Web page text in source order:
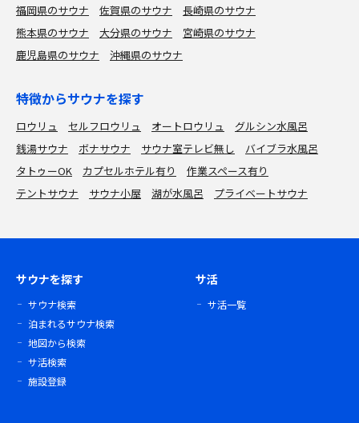
福岡県のサウナ 佐賀県のサウナ
長崎県のサウナ
熊本県のサウナ
大分県のサウナ
宮崎県のサウナ
鹿児島県のサウナ
沖縄県のサウナ
特徴からサウナを探す
ロウリュ セルフロウリュ オートロウリュ
グルシン水風呂
銭湯サウナ
ボナサウナ サウナ室テレビ無し
バイブラ水風呂
タトゥーOK
カプセルホテル有り
作業スペース有り
テントサウナ
サウナ小屋 湖が水風呂 プライベートサウナ
サウナを探す
サウナ検索
泊まれるサウナ検索
地図から検索
サ活検索
施設登録
サ活
サ活一覧